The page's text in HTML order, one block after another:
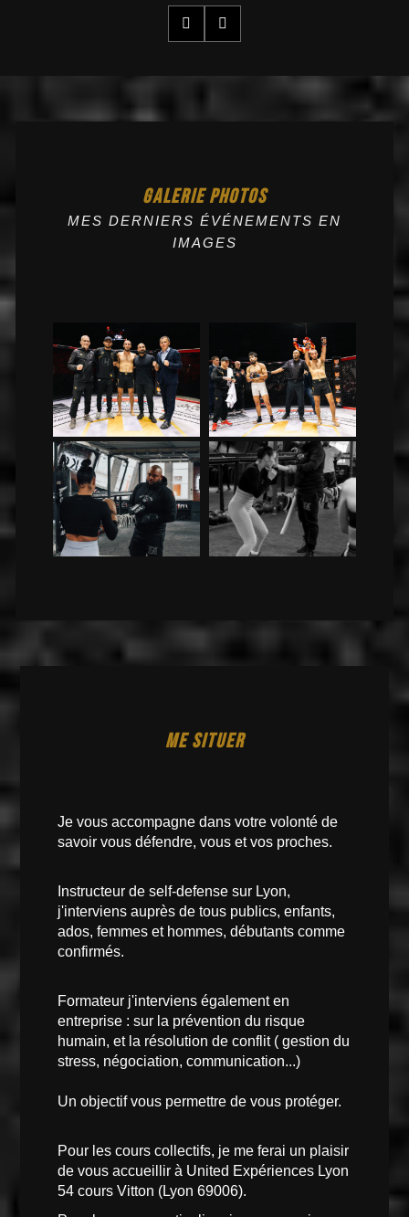
GALERIE PHOTOS
MES DERNIERS ÉVÉNEMENTS EN
IMAGES
ME SITUER
Je vous accompagne dans votre volonté de
savoir vous défendre, vous et vos proches.
Instructeur de self-defense sur Lyon,
j'interviens auprès de tous publics, enfants,
ados, femmes et hommes, débutants comme
confirmés.
Formateur j'interviens également en
entreprise : sur la prévention du risque
humain, et la résolution de conflit ( gestion du
stress, négociation, communication...)
Un objectif vous permettre de vous protéger.
Pour les cours collectifs, je me ferai un plaisir
de vous accueillir à United Expériences Lyon
54 cours Vitton (Lyon 69006).